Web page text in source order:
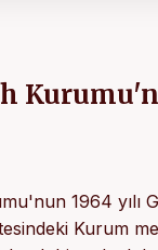
1964 yılı
Kurum